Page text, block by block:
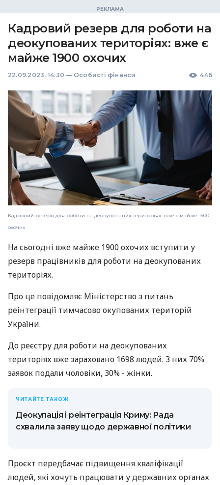
Кадровий резерв для роботи на
деокупованих територіях: вже є
майже 1900 охочих
22.09.2023, 14:30 — Особисті фінанси 446
Кадровий резерв для роботи на деокупованих територіях: вже є майже 1900
охочих
На сьогодні вже майже 1900 охочих вступити у
резерв працівників для роботи на деокупованих
територіях.
Про це повідомляє Міністерство з питань
реінтеграції тимчасово окупованих територій
України.
До реєстру для роботи на деокупованих
територіях вже зараховано 1698 людей. З них 70%
заявок подали чоловіки, 30% - жінки.
ЧИТАЙТЕ ТАКОЖ
Деокупація і реінтеграція Криму: Рада
схвалила заяву щодо державної політики
Проєкт передбачає підвищення кваліфікації
людей, які хочуть працювати у державних органах